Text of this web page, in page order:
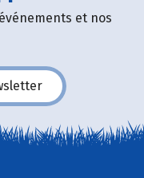
et nos